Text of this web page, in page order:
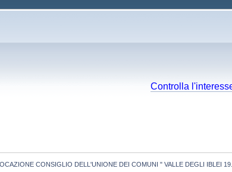
Controlla
CONSIGLIO DELL'UNIONE DEI COMUNI " VALLE DEGLI IBLEI